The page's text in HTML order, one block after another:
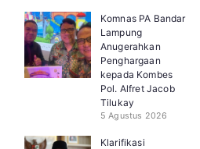
Komnas PA Bandar
Lampung
Anugerahkan
Penghargaan
kepada Kombes
Pol. Alfret Jacob
Tilukay
5 Agustus 2026
Klarifikasi